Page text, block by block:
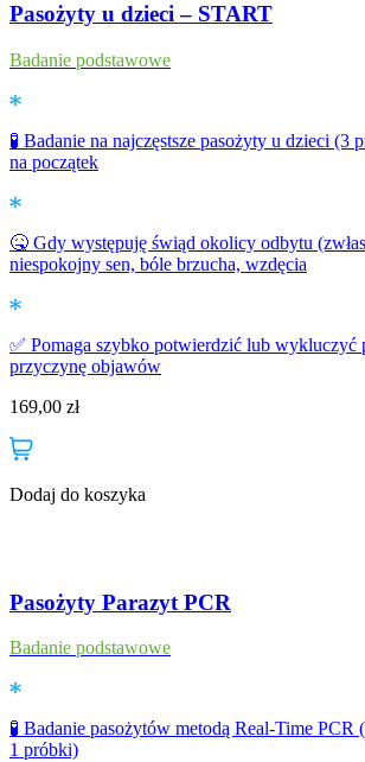
Pasożyty u dzieci – START
Badanie podstawowe
🧪 Badanie na najczęstsze pasożyty u dzieci
na początek
🤒 Gdy występuję świąd okolicy odbytu
niespokojny sen, bóle brzucha, wzdęcia
✅ Pomaga szybko potwierdzić lub wykluczyć
przyczynę objawów
169,00 zł
Dodaj do koszyka
Pasożyty Parazyt PCR
Badanie podstawowe
🧪 Badanie pasożytów metodą Real-Time PCR
1 próbki)